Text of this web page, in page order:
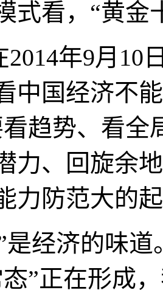
么充当“新黄
未来的“黄金
待经济时也
”过去了。
金十年”就
式看，“黄
2014年9月10